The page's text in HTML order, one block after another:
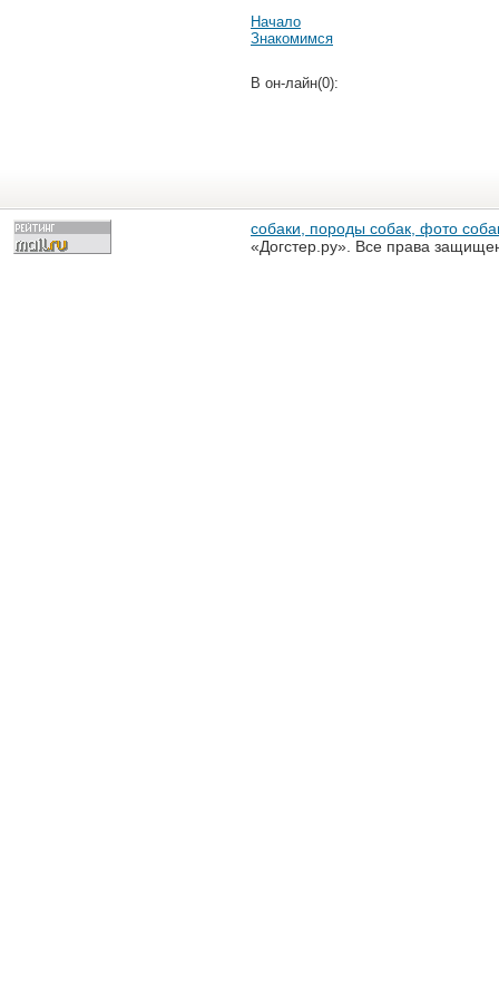
Начало
Знакомимся
В он-лайн(0):
собаки, породы собак, фото
«Догстер.ру». Все права